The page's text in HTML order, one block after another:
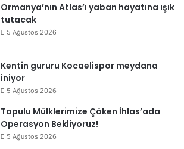
Ormanya’nın Atlas’ı yaban hayatına ışık
tutacak
5 Ağustos 2026
Kentin gururu Kocaelispor meydana
iniyor
5 Ağustos 2026
Tapulu Mülklerimize Çöken İhlas’ada
Operasyon Bekliyoruz!
5 Ağustos 2026